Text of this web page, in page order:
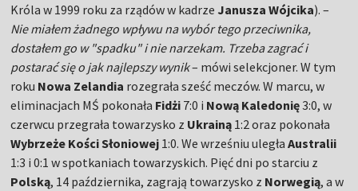
Króla w 1999 roku za rządów w kadrze Janusza Wójcika). –
Nie miałem żadnego wpływu na wybór tego przeciwnika,
dostałem go w "spadku" i nie narzekam. Trzeba zagrać i
postarać się o jak najlepszy wynik– mówi selekcjoner. W tym
roku Nowa Zelandia rozegrała sześć meczów. W marcu, w
eliminacjach MŚ pokonała Fidżi 7:0 i Nową Kaledonię3:0, w
czerwcu przegrała towarzysko z Ukrainą 1:2 oraz pokonała
Wybrzeże Kości Słoniowej 1:0. We wrześniu uległaAustralii
1:3 i 0:1 w spotkaniach towarzyskich. Pięć dni po starciu z
Polską, 14 października, zagrają towarzysko z Norwegią, a w